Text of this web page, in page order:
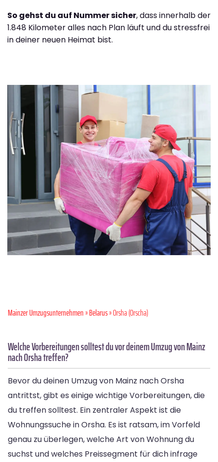
So gehst du auf Nummer sicher, dass innerhalb der
1.848 Kilometer alles nach Plan läuft und du stressfrei
in deiner neuen Heimat bist.
Mainzer Umzugsunternehmen»Belarus» Orsha (Orscha)
Welche Vorbereitungen solltest du vor deinem Umzug von Mainz
nach Orsha treffen?
Bevor du deinen Umzug von Mainz nach Orsha
antrittst, gibt es einige wichtige Vorbereitungen, die
du treffen solltest. Ein zentraler Aspekt ist die
Wohnungssuche in Orsha. Es ist ratsam, im Vorfeld
genau zu überlegen, welche Art von Wohnung du
suchst und welches Preissegment für dich infrage